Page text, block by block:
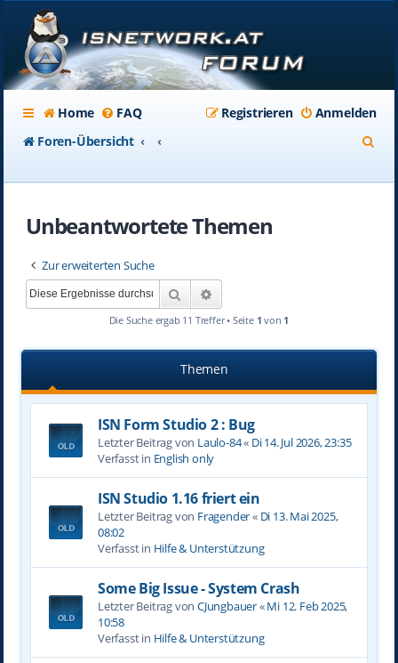
Home FAQ Anmelden
Registrieren
Foren-Übersicht
Unbeantwortete Themen
Zur erweiterten Suche
Suche
Die Suche ergab 11 Treffer • Seite 1 von 1
Themen
ISN Form Studio 2 : Bug
Letzter Beitrag von Laulo-84« Di 14. Jul 2026, 23:35
Verfasst in English only
ISN Studio 1.16 friert ein
Letzter Beitrag von Fragender« Di 13. Mai 2025,
08:02
Verfasst in Hilfe & Unterstützung
Some Big Issue - System Crash
Letzter Beitrag von CJungbauer«Mi 12. Feb 2025,
10:58
Verfasst in Hilfe & Unterstützung